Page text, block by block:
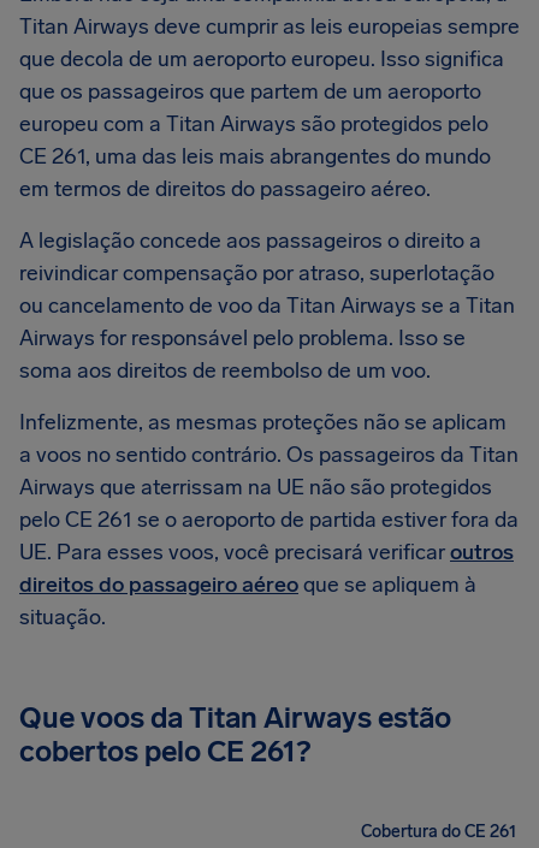
Titan Airways deve cumprir as leis europeias sempre
que decola de um aeroporto europeu. Isso significa
que os passageiros que partem de um aeroporto
europeu com a Titan Airways são protegidos pelo
CE 261, uma das leis mais abrangentes do mundo
em termos de direitos do passageiro aéreo.
A legislação concede aos passageiros o direito a
reivindicar compensação por atraso, superlotação
ou cancelamento de voo da Titan Airways se a Titan
Airways for responsável pelo problema. Isso se
soma aos direitos de reembolso de um voo.
Infelizmente, as mesmas proteções não se aplicam
a voos no sentido contrário. Os passageiros da Titan
Airways que aterrissam na UE não são protegidos
pelo CE 261 se o aeroporto de partida estiver fora da
UE. Para esses voos, você precisará verificaroutros
direitos do passageiro aéreoque se apliquem à
situação.
Que voos da Titan Airways estão
cobertos pelo CE 261?
Cobertura do CE 261